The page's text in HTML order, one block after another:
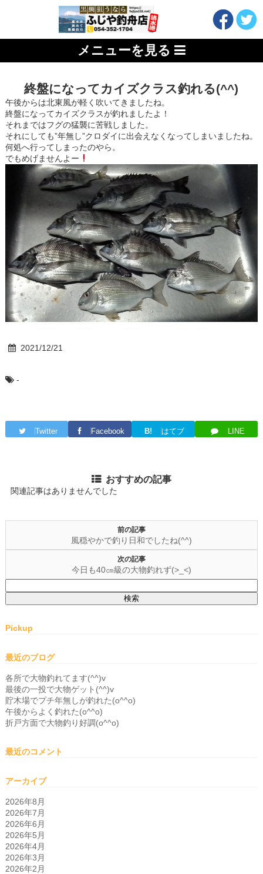
メニューを見る
終盤になってカイズクラス釣れる(^^)
午後からは北東風が軽く吹いてきましたね。
終盤になってカイズクラスが釣れましたよ！
それまではフグの猛襲に苦戦しました。
それにしても”年無し”クロダイに出会えなくなってしまいましたね。
何処へ行ってしまったのやら。
でもめげませんよー
2021/12/21
-
Twitter Facebook B! はてブ LINE
おすすめの記事
関連記事はありませんでした
前の記事
風穏やかで釣り日和でしたね(^^)
次の記事
今日も40㎝級の大物釣れず(>_<)
索:
Pickup
最近のブログ
各所で大物釣れてます(^^)v
最後の一投で大物ゲット(^^)v
貯木場でプチ年無しが釣れた(o^^o)
午後からよく釣れた(o^^o)
折戸方面で大物釣り好調(o^^o)
最近のコメント
アーカイブ
2026年8月
2026年7月
2026年6月
2026年5月
2026年4月
2026年3月
2026年2月